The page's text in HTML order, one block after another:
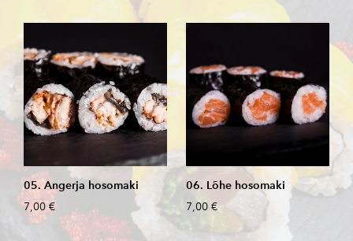
05. Angerja hosomaki
7,00 €
06. Lõhe hosomaki
7,00 €